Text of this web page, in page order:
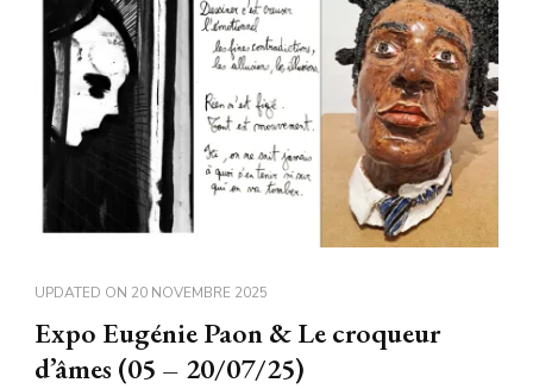
UPDATED ON 20 NOVEMBRE 2025
Expo Eugénie Paon & Le croqueur
d’âmes (05 – 20/07/25)